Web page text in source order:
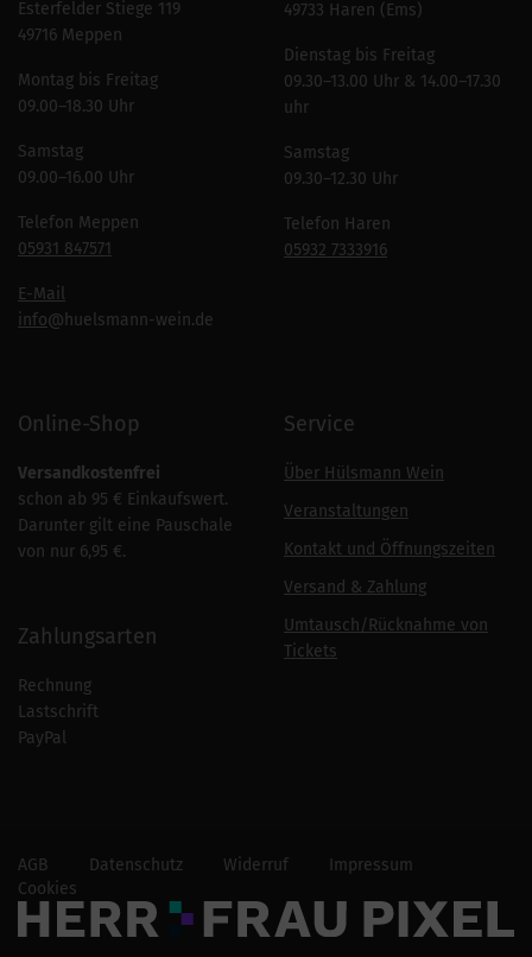
Esterfelder Stiege 119
49716 Meppen
Montag bis Freitag
09.00–18.30 Uhr
Samstag
09.00–16.00 Uhr
Telefon Meppen
05931 847571
E-Mail
info@huelsmann-wein.de
49733 Haren (Ems)
Dienstag bis Freitag
09.30–13.00 Uhr & 14.00–17.30
uhr
Samstag
09.30–12.30 Uhr
Telefon Haren
05932 7333916
Online-Shop
Versandkostenfrei
schon ab 95 € Einkaufswert.
Darunter gilt eine Pauschale
von nur 6,95 €.
Zahlungsarten
Rechnung
Lastschrift
PayPal
Service
Über Hülsmann Wein
Veranstaltungen
Kontakt und Öffnungszeiten
Versand & Zahlung
Umtausch/Rücknahme von
Tickets
AGB Datenschutz Widerruf
Impressum
Cookies